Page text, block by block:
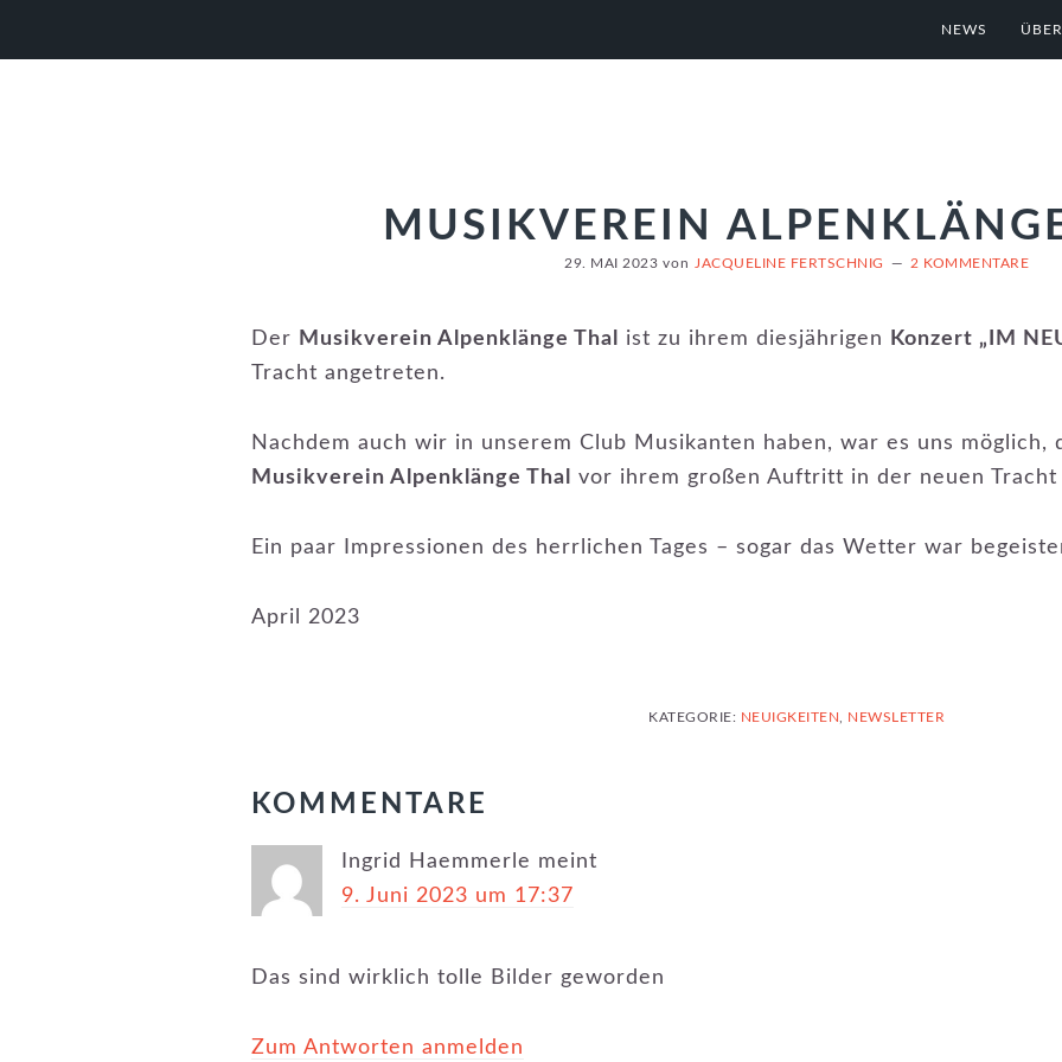
NEWS
MUSIKVEREIN
29. MAI 2023 von JACQUELINE FERTSCHNIG 2 KOMMENTARE
Der Musikverein Alpenklänge Thal ist zu ihrem diesjährigen
Konzert „IM
Tracht angetreten.
Nachdem auch wir in unserem Club Musikanten haben, war es uns möglich,
Musikverein Alpenklänge Thal
vor ihrem großen Auftritt in der neuen
Ein paar Impressionen des herrlichen Tages – sogar das Wetter war
April 2023
KATEGORIE: NEUIGKEITEN NEWSLETTER
INTERAKTIONEN
KOMMENTARE
Ingrid Haemmerle meint
9. Juni 2023 um 17:37
Das sind wirklich tolle Bilder geworden
Zum Antworten anmelden